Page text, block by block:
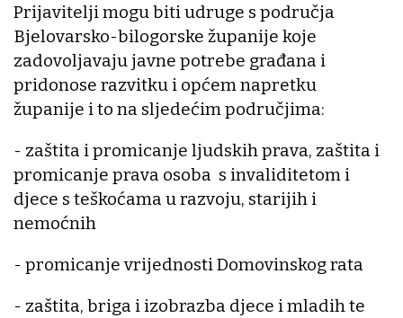
Prijavitelji mogu biti udruge s područja
Bjelovarsko-bilogorske županije koje
zadovoljavaju javne potrebe građana i
pridonose razvitku i općem napretku
županije i to na sljedećim područjima:
- zaštita i promicanje ljudskih prava, zaštita i
promicanje prava osoba s invaliditetom i
djece s teškoćama u razvoju, starijih i
nemoćnih
- promicanje vrijednosti Domovinskog rata
- zaštita, briga i izobrazba djece i mladih te